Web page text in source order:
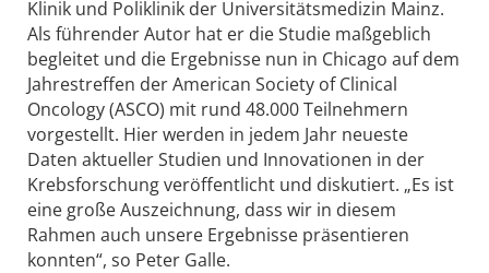
Klinik und Poliklinik der Universitätsmedizin Mainz.
Als führender Autor hat er die Studie maßgeblich
begleitet und die Ergebnisse nun in Chicago auf dem
Jahrestreffen der American Society of Clinical
Oncology (ASCO) mit rund 48.000 Teilnehmern
vorgestellt. Hier werden in jedem Jahr neueste
Daten aktueller Studien und Innovationen in der
Krebsforschung veröffentlicht und diskutiert. „Es ist
eine große Auszeichnung, dass wir in diesem
Rahmen auch unsere Ergebnisse präsentieren
konnten“, so Peter Galle.